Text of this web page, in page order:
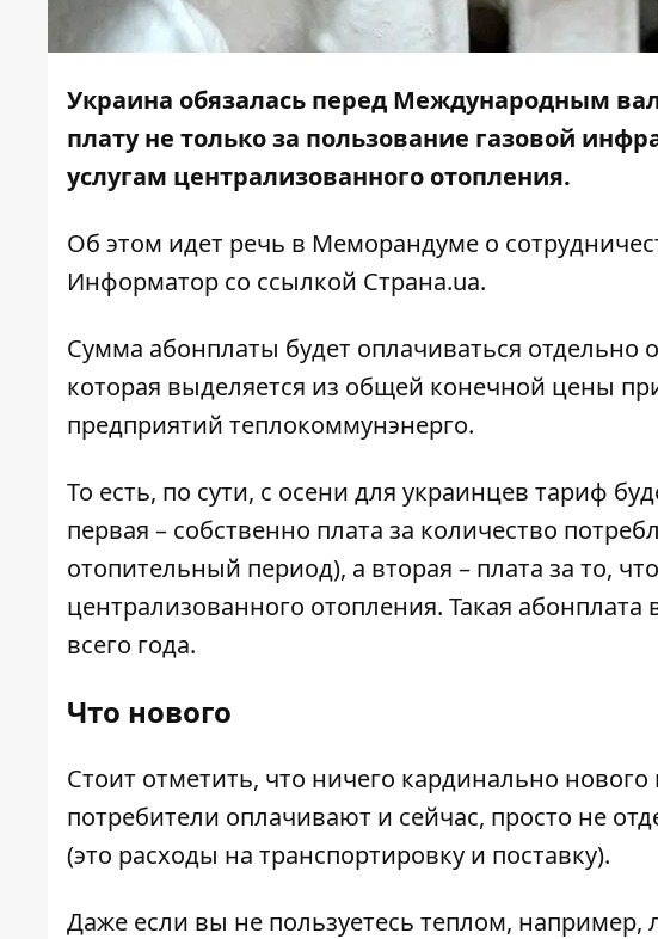
Украина обязалась перед Международным
плату не только за пользование газовой
услугам централизованного отопления.
Об этом идет речь в Меморандуме о
Информатор со ссылкой Страна.ua.
Сумма абонплаты будет оплачиваться отдельно
которая выделяется из общей конечной цены
предприятий теплокоммунэнерго.
То есть, по сути, с осени для украинцев тариф
первая – собственно плата за количество
отопительный период), а вторая – плата за то,
централизованного отопления. Такая
всего года.
Что нового
Стоит отметить, что ничего кардинально
потребители оплачивают и сейчас, просто не
(это расходы на транспортировку и поставку).
Даже если вы не пользуетесь теплом,